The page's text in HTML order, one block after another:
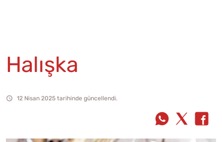
Halışka
12 Nisan 2025 tarihinde güncellendi.